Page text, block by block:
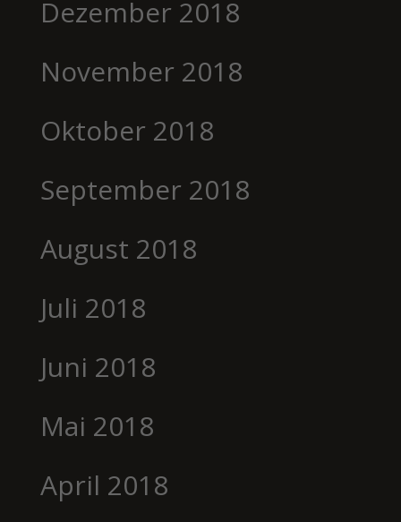
Dezember 2018
November 2018
Oktober 2018
September 2018
August 2018
Juli 2018
Juni 2018
Mai 2018
April 2018